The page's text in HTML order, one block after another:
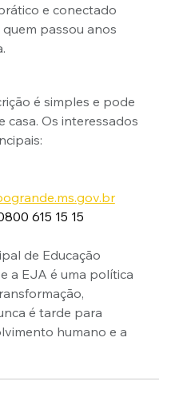
e conectado
passou anos
é simples e pode
casa. Os interessados
615 15 15
de Educação
a EJA é uma política
é tarde para
humano e a